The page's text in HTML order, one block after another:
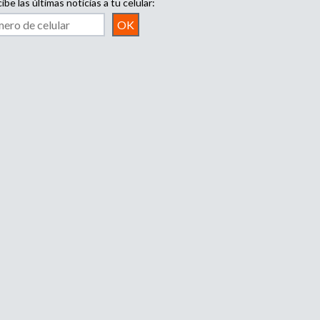
las últimas noticias a tu celular: